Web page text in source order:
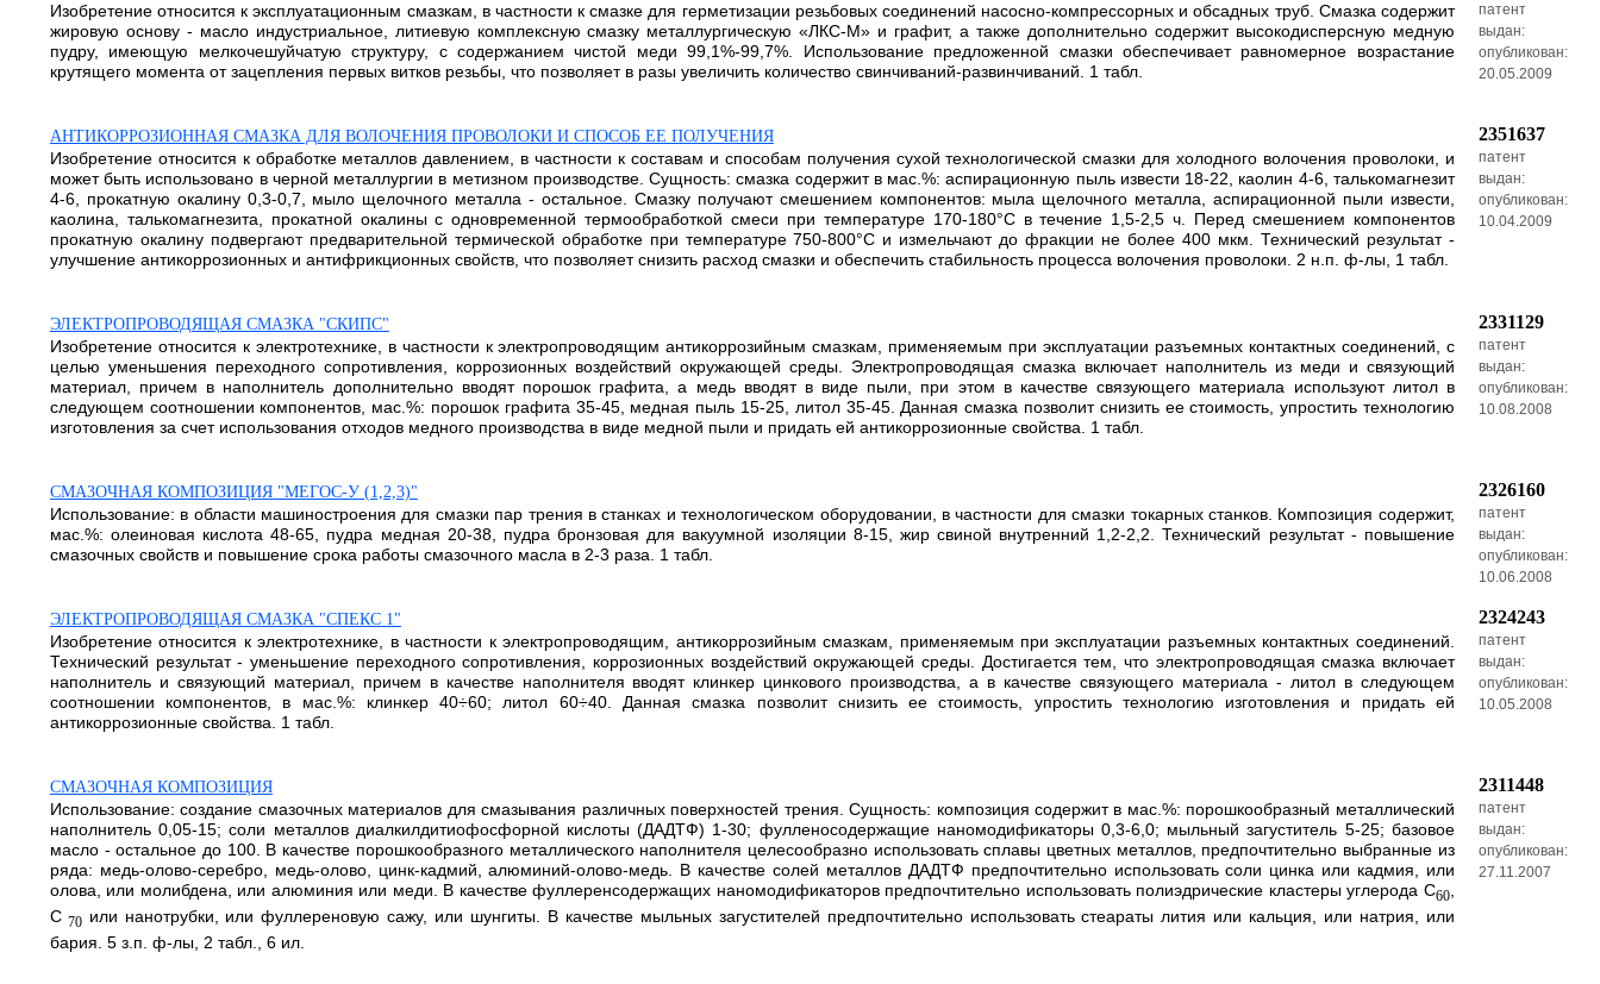
Изобретение относится к эксплуатационным смазкам, в частности к смазке для герметизации резьбовых соединений насосно-компрессорных и обсадных труб. Смазка содержит
жировую основу - масло индустриальное, литиевую комплексную смазку металлургическую «ЛКС-М» и графит, а также дополнительно содержит высокодисперсную медную
пудру, имеющую мелкочешуйчатую структуру, с содержанием чистой меди 99,1%-99,7%. Использование предложенной смазки обеспечивает равномерное возрастание
крутящего момента от зацепления первых витков резьбы, что позволяет в разы увеличить количество свинчиваний-развинчиваний. 1 табл.
патент
выдан:
опубликован:
20.05.2009
АНТИКОРРОЗИОННАЯ СМАЗКА ДЛЯ ВОЛОЧЕНИЯ ПРОВОЛОКИ И СПОСОБ ЕЕ ПОЛУЧЕНИЯ
Изобретение относится к обработке металлов давлением, в частности к составам и способам получения сухой технологической смазки для холодного волочения проволоки, и
может быть использовано в черной металлургии в метизном производстве. Сущность: смазка содержит в мас.%: аспирационную пыль извести 18-22, каолин 4-6, талькомагнезит
4-6, прокатную окалину 0,3-0,7, мыло щелочного металла - остальное. Смазку получают смешением компонентов: мыла щелочного металла, аспирационной пыли извести,
каолина, талькомагнезита, прокатной окалины с одновременной термообработкой смеси при температуре 170-180°С в течение 1,5-2,5 ч. Перед смешением компонентов
прокатную окалину подвергают предварительной термической обработке при температуре 750-800°С и измельчают до фракции не более 400 мкм. Технический результат -
улучшение антикоррозионных и антифрикционных свойств, что позволяет снизить расход смазки и обеспечить стабильность процесса волочения проволоки. 2 н.п. ф-лы, 1 табл.
2351637
патент
выдан:
опубликован:
10.04.2009
ЭЛЕКТРОПРОВОДЯЩАЯ СМАЗКА "СКИПС"
Изобретение относится к электротехнике, в частности к электропроводящим антикоррозийным смазкам, применяемым при эксплуатации разъемных контактных соединений, с
целью уменьшения переходного сопротивления, коррозионных воздействий окружающей среды. Электропроводящая смазка включает наполнитель из меди и связующий
материал, причем в наполнитель дополнительно вводят порошок графита, а медь вводят в виде пыли, при этом в качестве связующего материала используют литол в
следующем соотношении компонентов, мас.%: порошок графита 35-45, медная пыль 15-25, литол 35-45. Данная смазка позволит снизить ее стоимость, упростить технологию
изготовления за счет использования отходов медного производства в виде медной пыли и придать ей антикоррозионные свойства. 1 табл.
2331129
патент
выдан:
опубликован:
10.08.2008
СМАЗОЧНАЯ КОМПОЗИЦИЯ "МЕГОС-У (1,2,3)"
Использование: в области машиностроения для смазки пар трения в станках и технологическом оборудовании, в частности для смазки токарных станков. Композиция содержит,
мас.%: олеиновая кислота 48-65, пудра медная 20-38, пудра бронзовая для вакуумной изоляции 8-15, жир свиной внутренний 1,2-2,2. Технический результат - повышение
смазочных свойств и повышение срока работы смазочного масла в 2-3 раза. 1 табл.
2326160
патент
выдан:
опубликован:
10.06.2008
ЭЛЕКТРОПРОВОДЯЩАЯ СМАЗКА "СПЕКС 1"
Изобретение относится к электротехнике, в частности к электропроводящим, антикоррозийным смазкам, применяемым при эксплуатации разъемных контактных соединений.
Технический результат - уменьшение переходного сопротивления, коррозионных воздействий окружающей среды. Достигается тем, что электропроводящая смазка включает
наполнитель и связующий материал, причем в качестве наполнителя вводят клинкер цинкового производства, а в качестве связующего материала - литол в следующем
соотношении компонентов, в мас.%: клинкер 40÷60; литол 60÷40. Данная смазка позволит снизить ее стоимость, упростить технологию изготовления и придать ей
антикоррозионные свойства. 1 табл.
2324243
патент
выдан:
опубликован:
10.05.2008
СМАЗОЧНАЯ КОМПОЗИЦИЯ
Использование: создание смазочных материалов для смазывания различных поверхностей трения. Сущность: композиция содержит в мас.%: порошкообразный металлический
наполнитель 0,05-15; соли металлов диалкилдитиофосфорной кислоты (ДАДТФ) 1-30; фулленосодержащие наномодификаторы 0,3-6,0; мыльный загуститель 5-25; базовое
масло - остальное до 100. В качестве порошкообразного металлического наполнителя целесообразно использовать сплавы цветных металлов, предпочтительно выбранные из
ряда: медь-олово-серебро, медь-олово, цинк-кадмий, алюминий-олово-медь. В качестве солей металлов ДАДТФ предпочтительно использовать соли цинка или кадмия, или
олова, или молибдена, или алюминия или меди. В качестве фуллеренсодержащих наномодификаторов предпочтительно использовать полиэдрические кластеры углерода C60,
C70или нанотрубки, или фуллереновую сажу, или шунгиты. В качестве мыльных загустителей предпочтительно использовать стеараты лития или кальция, или натрия, или
бария. 5 з.п. ф-лы, 2 табл., 6 ил.
2311448
патент
выдан:
опубликован:
27.11.2007